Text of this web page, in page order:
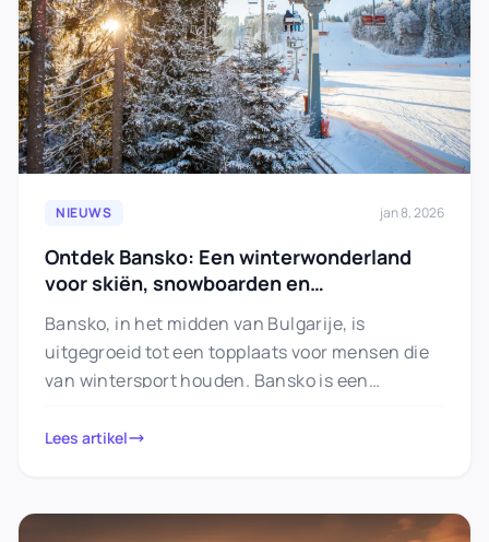
NIEUWS jan 8, 2026
Ontdek Bansko: Een winterwonderland
voor skiën, snowboarden en
Bansko, in het midden van Bulgarije, is
uitgegroeid tot een topplaats voor mensen die
van wintersport houden. Bansko is een
Lees artikel